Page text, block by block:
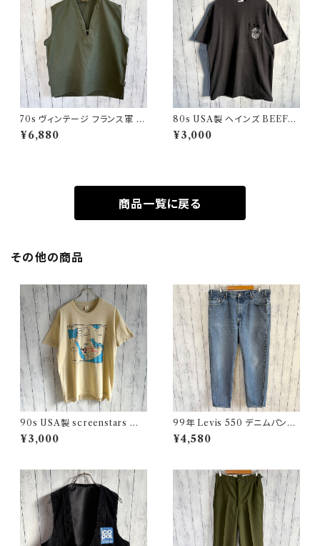
70s ヴィンテージ フランス軍 G
AOベスト ミリタリーベスト ユ
ーロミリタリー
¥6,880
80s USA製 ヘインズ BEEFY
シングルステッチTシャツ ヴィン
テージTシャツ ポケT
¥3,000
商品一覧に戻る
その他の商品
90s USA製 screenstars 湾
岸戦争 シングルステッチTシャ
ツ ヴィンテージTシャツ
¥3,000
99年 Levis 550 デニムパンツ
ワイドデニム リーバイス ヴィン
テージ 21
¥4,580